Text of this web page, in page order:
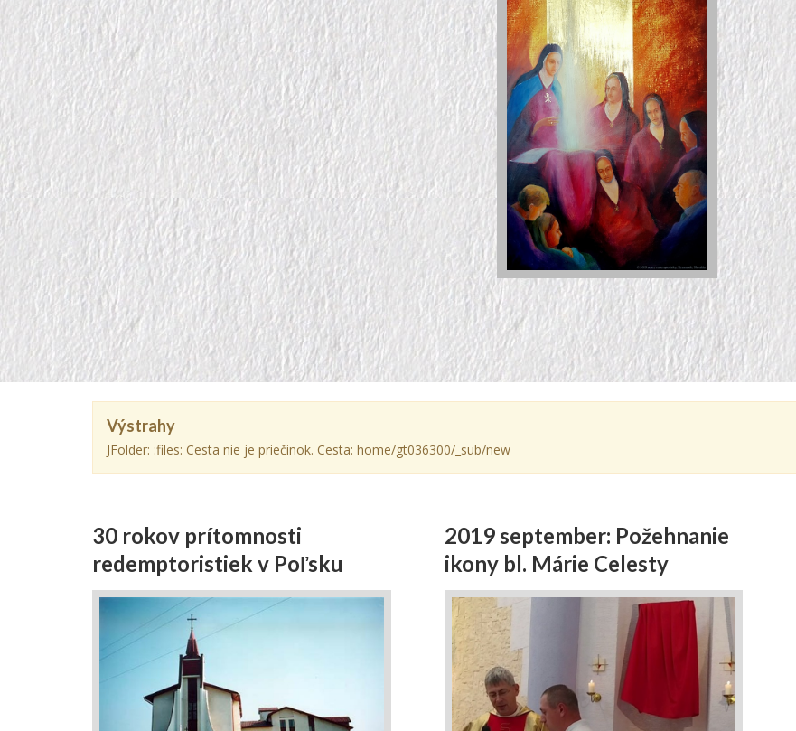
Výstrahy
JFolder: :files: Cesta nie je priečinok. Cesta: home/gt036300/_sub/new
30 rokov prítomnosti
redemptoristiek v Poľsku
2019 september: Požehnanie
ikony bl. Márie Celesty